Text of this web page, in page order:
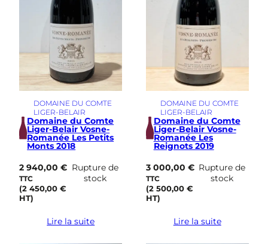
DOMAINE DU COMTE
LIGER-BELAIR
Domaine du Comte
Liger-Belair Vosne-
Romanée Les Petits
Monts 2018
2 940,00€
TTC
(2 450,00€
HT)
Rupture de
stock
Lire la suite
DOMAINE DU COMTE
LIGER-BELAIR
Domaine du Comte
Liger-Belair Vosne-
Romanée Les
Reignots 2019
3 000,00 €
TTC
(2 500,00 €
HT)
Rupture de
stock
Lire la suite